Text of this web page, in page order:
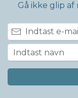
Gå ikke glip